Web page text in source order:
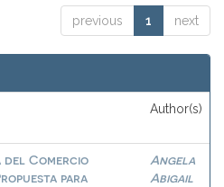
previous 1 next
Author(s)
del Comercio
para
Angela
Abigail